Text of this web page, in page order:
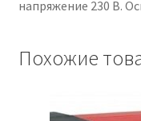
напряжение 230 В.
Похожие